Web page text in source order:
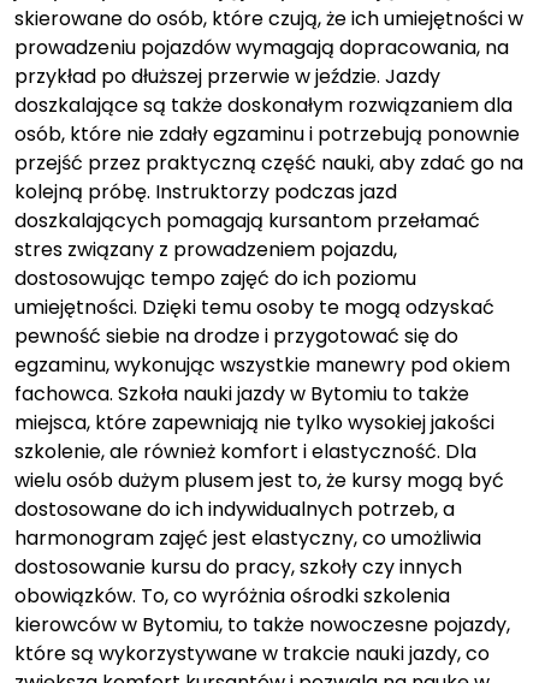
skierowane do osób, które czują, że ich umiejętności w
prowadzeniu pojazdów wymagają dopracowania, na
przykład po dłuższej przerwie w jeździe. Jazdy
doszkalające są także doskonałym rozwiązaniem dla
osób, które nie zdały egzaminu i potrzebują ponownie
przejść przez praktyczną część nauki, aby zdać go na
kolejną próbę. Instruktorzy podczas jazd
doszkalających pomagają kursantom przełamać
stres związany z prowadzeniem pojazdu,
dostosowując tempo zajęć do ich poziomu
umiejętności. Dzięki temu osoby te mogą odzyskać
pewność siebie na drodze i przygotować się do
egzaminu, wykonując wszystkie manewry pod okiem
fachowca. Szkoła nauki jazdy w Bytomiu to także
miejsca, które zapewniają nie tylko wysokiej jakości
szkolenie, ale również komfort i elastyczność. Dla
wielu osób dużym plusem jest to, że kursy mogą być
dostosowane do ich indywidualnych potrzeb, a
harmonogram zajęć jest elastyczny, co umożliwia
dostosowanie kursu do pracy, szkoły czy innych
obowiązków. To, co wyróżnia ośrodki szkolenia
kierowców w Bytomiu, to także nowoczesne pojazdy,
które są wykorzystywane w trakcie nauki jazdy, co